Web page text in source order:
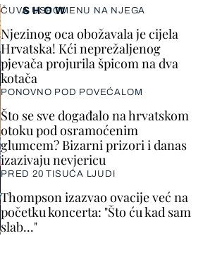
SHOW
ČUVA USPOMENU NA NJEGA
Njezinog oca obožavala je cijela
Hrvatska! Kći neprežaljenog
pjevača projurila špicom na dva
kotača
PONOVNO POD POVEĆALOM
Što se sve događalo na hrvatskom
otoku pod osramoćenim
glumcem? Bizarni prizori i danas
izazivaju nevjericu
PRED 20 TISUĆA LJUDI
Thompson izazvao ovacije već na
početku koncerta: "Što ću kad sam
slab..."